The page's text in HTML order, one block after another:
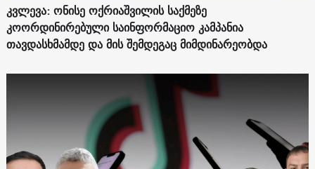
კვლევა: ონისე ოქრიაშვილის საქმეზე
კოორდინირებული საინფორმაციო კამპანია
თავდასხმამდე და მის შემდეგაც მიმდინარეობდა